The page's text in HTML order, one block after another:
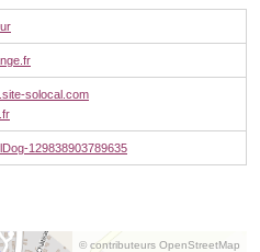
solocal.com
129838903789635
© contributeurs OpenStreetMap